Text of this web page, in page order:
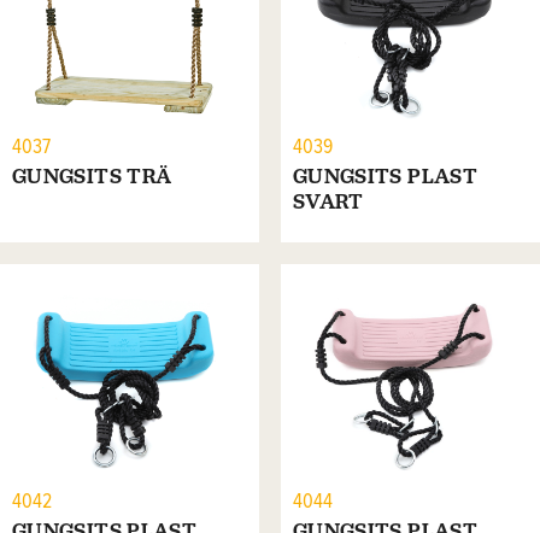
4037
GUNGSITS TRÄ
4039
GUNGSITS PLAST
SVART
4042 4044